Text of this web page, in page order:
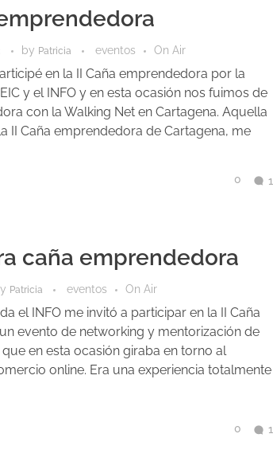
by Patricia eventos On Air
en la II Caña emprendedora por la
y el INFO y en esta ocasión nos fuimos de
con la Walking Net en Cartagena. Aquella
II Caña emprendedora de Cartagena, me
0 1
caña emprendedora
Patricia eventos On Air
el INFO me invitó a participar en la II Caña
evento de networking y mentorización de
en esta ocasión giraba en torno al
online. Era una experiencia totalmente
0 1